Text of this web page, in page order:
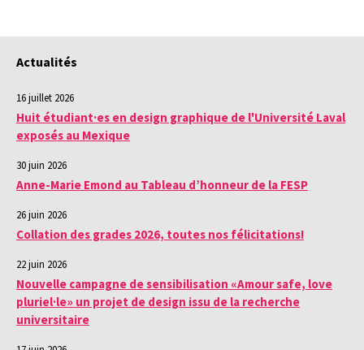
Actualités
16 juillet 2026
Huit étudiant·es en design graphique de l'Université Laval
exposés au Mexique
30 juin 2026
Anne-Marie Emond au Tableau d’honneur de la FESP
26 juin 2026
Collation des grades 2026, toutes nos félicitations!
22 juin 2026
Nouvelle campagne de sensibilisation «Amour safe, love
pluriel·le» un projet de design issu de la recherche
universitaire